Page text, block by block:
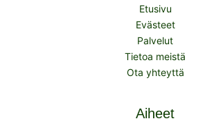
Etusivu
Evästeet
Palvelut
Tietoa meistä
Ota yhteyttä
Aiheet